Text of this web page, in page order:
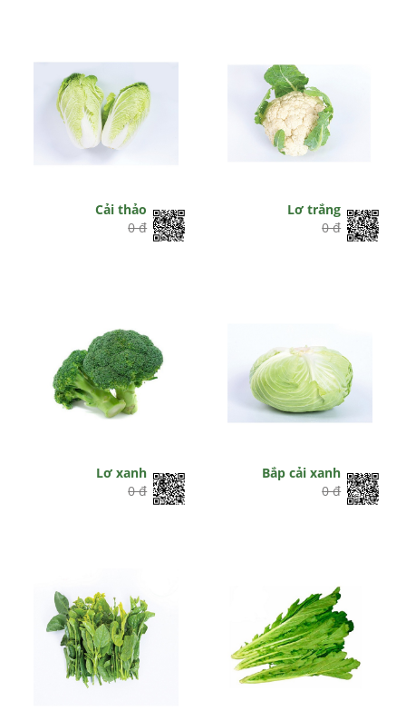
Cải thảo
0 đ
Lơ trắng
0 đ
Lơ xanh
0 đ
Bắp cải xanh
0 đ